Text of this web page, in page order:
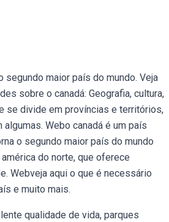
maior país do mundo. Veja
sobre o canadá: Geografia, cultura,
se divide em províncias e territórios,
Webo canadá é um país
o segundo maior país do mundo
do norte, que oferece
Webveja aqui o que é necessário
e muito mais.
qualidade de vida, parques